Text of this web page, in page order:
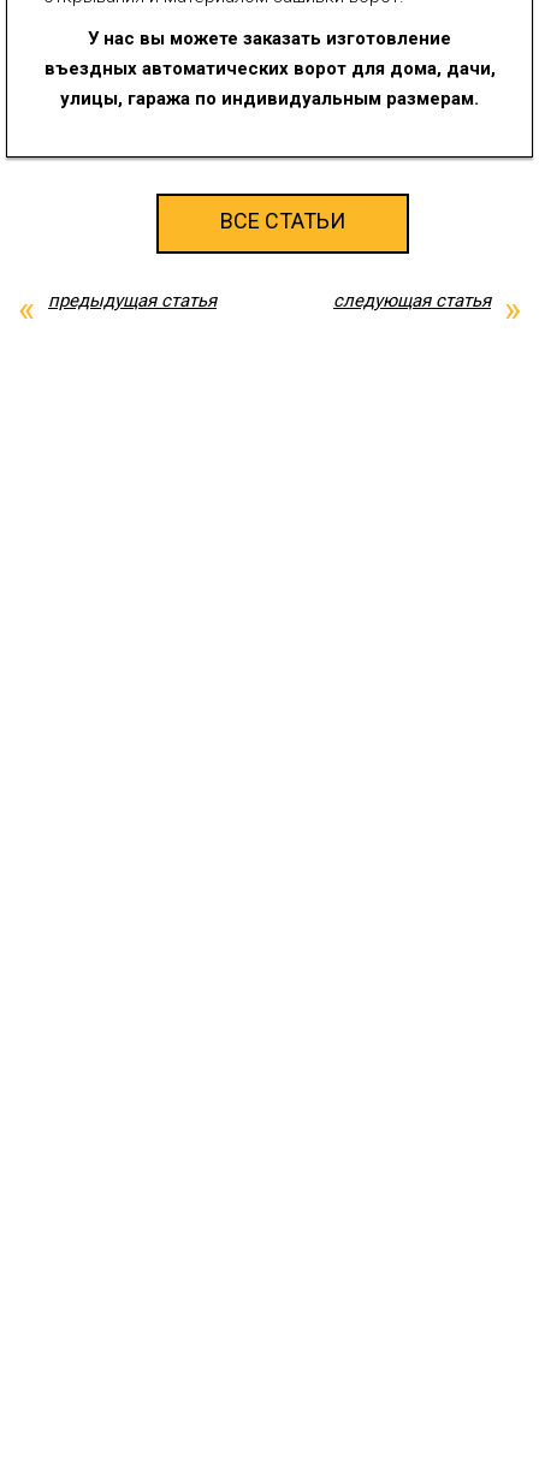
У нас вы можете заказать изготовление
въездных автоматических ворот для дома, дачи,
улицы, гаража по индивидуальным размерам.
предыдущая статья
ВСЕ СТАТЬИ
следующая статья